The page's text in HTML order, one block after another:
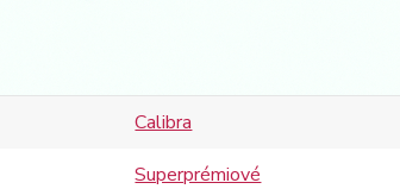
Calibra
Superprémiové